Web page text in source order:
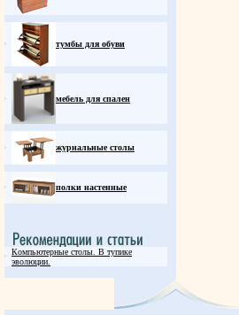
тумбы для обуви
мебель для спален
журнальные столы
полки настенные
Компьютерные столы. В тупике
эволюции.